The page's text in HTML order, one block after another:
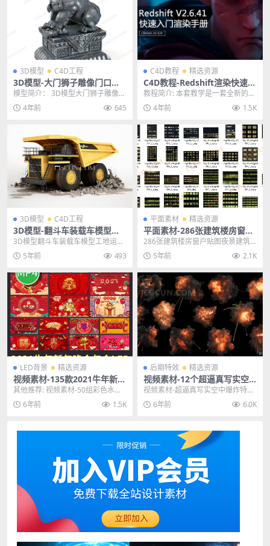
3D模型 C4D工程
3D模型-大门狮子雕像门口青
铜狮子雄狮C4D模型工程
模型简介： 3D模型大门狮子雕像门
口青铜狮子雄狮C4D模型工程，C4
D古代宫殿门...
4年前 645
C4D教程 精选资源
C4D教程-Redshift渲染快速入
门中文教学手册
教程简介: 本套教学是一套全新的RS
入门教学，小白成长记（产品篇）
第五章节，教程...
4年前 1.5K
3D模型 C4D工程
3D模型-翻斗车装载车模型工
地运输车模型C4D工程模型FB
X
3D模型翻斗车装载车模型工地运输
车模型C4D工程模型FBX 其他推荐:
3D模型...
5年前 493
平面素材 精选资源
平面素材-286张建筑楼房窗户
贴图夜景建筑窗户JPG贴图素
材
286张建筑楼房窗户贴图夜景建筑
窗户JPG贴图素材 其他推荐: 平面素
材-20张...
5年前 2.1K
LED背景 精选资源
视频素材-135款2021牛年新年
新春晚会年会盛典舞台LED大
屏幕背景
其他推荐: 视频素材-50组彩色水墨
微观特写流体溶解背景特效4K动画
素材 视频素...
6年前 1.5K
后期特效 精选资源
视频素材-12个超逼真写实空
中爆炸特效合成高清视频素材
视频素材-超逼真写实空中爆炸特效
合成高清视频素材下载 主题授权提
示：请在后台主题...
6年前 6.0K